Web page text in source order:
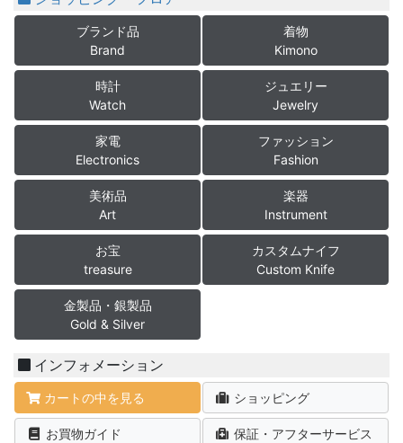
ブランド品
Brand
着物
Kimono
時計
Watch
ジュエリー
Jewelry
家電
Electronics
ファッション
Fashion
美術品
Art
楽器
Instrument
お宝
treasure
カスタムナイフ
Custom Knife
金製品・銀製品
Gold & Silver
インフォメーション
カートの中を見る ショッピング
お買物ガイド 保証・アフターサービス